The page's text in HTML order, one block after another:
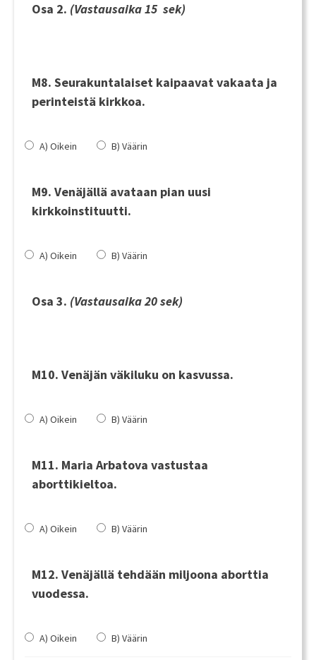
Osa 2. (Vastausaika 15 sek)
M8. Seurakuntalaiset kaipaavat vakaata ja
perinteistä kirkkoa.
A) Oikein B) Väärin
M9. Venäjällä avataan pian uusi
kirkkoinstituutti.
A) Oikein B) Väärin
Osa 3. (Vastausaika 20 sek)
M10. Venäjän väkiluku on kasvussa.
A) Oikein B) Väärin
M11. Maria Arbatova vastustaa
aborttikieltoa.
A) Oikein B) Väärin
M12. Venäjällä tehdään miljoona aborttia
vuodessa.
A) Oikein B) Väärin